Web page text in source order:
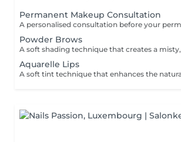
Permanent Makeup Consultation
Powder Brows
Aquarelle Lips